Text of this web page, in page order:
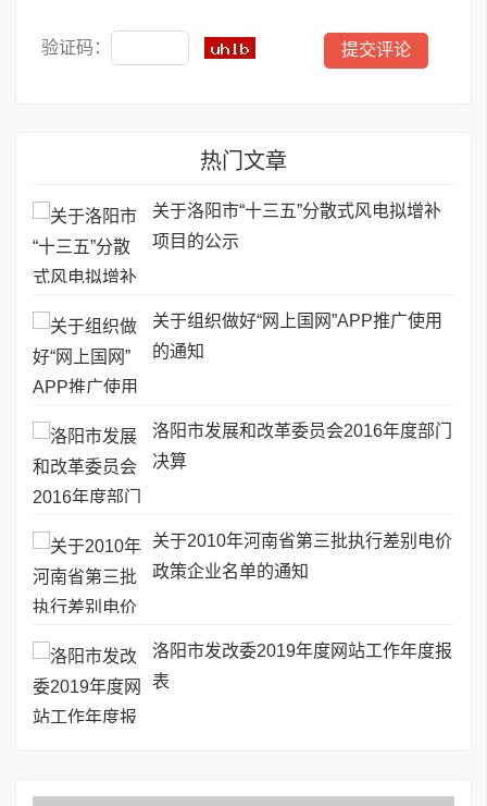
验证码：
热门文章
关于洛阳市“十三五”分散式风电拟增补
项目的公示
关于组织做好“网上国网”APP推广使用
的通知
洛阳市发展和改革委员会2016年度部门
决算
关于2010年河南省第三批执行差别电价
政策企业名单的通知
洛阳市发改委2019年度网站工作年度报
表